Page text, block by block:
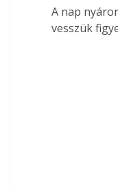
A nap
vesszük